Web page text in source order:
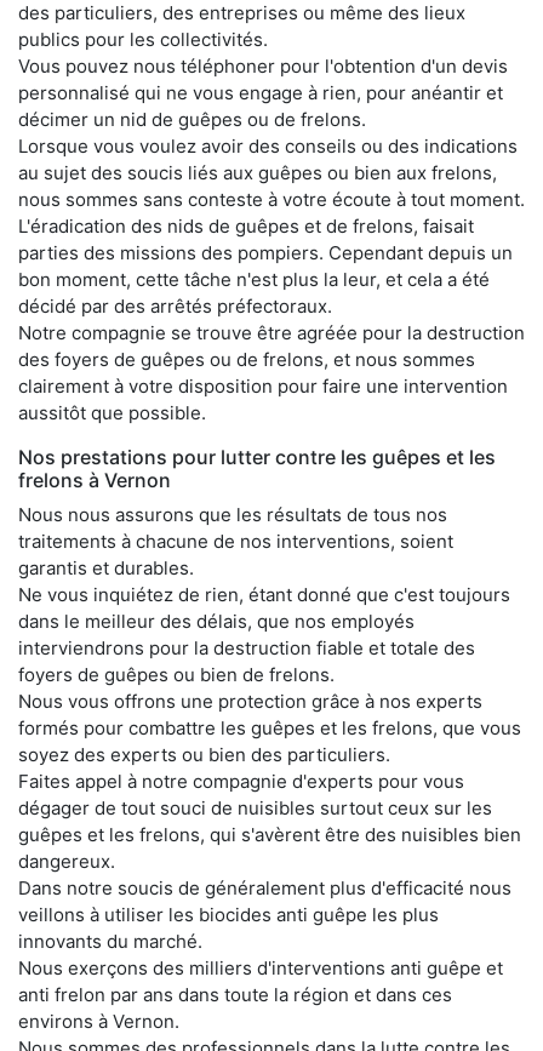
des particuliers, des entreprises ou même des lieux
publics pour les collectivités.
Vous pouvez nous téléphoner pour l'obtention d'un devis
personnalisé qui ne vous engage à rien, pour anéantir et
décimer un nid de guêpes ou de frelons.
Lorsque vous voulez avoir des conseils ou des indications
au sujet des soucis liés aux guêpes ou bien aux frelons,
nous sommes sans conteste à votre écoute à tout moment.
L'éradication des nids de guêpes et de frelons, faisait
parties des missions des pompiers. Cependant depuis un
bon moment, cette tâche n'est plus la leur, et cela a été
décidé par des arrêtés préfectoraux.
Notre compagnie se trouve être agréée pour la destruction
des foyers de guêpes ou de frelons, et nous sommes
clairement à votre disposition pour faire une intervention
aussitôt que possible.
Nos prestations pour lutter contre les guêpes et les
frelons à Vernon
Nous nous assurons que les résultats de tous nos
traitements à chacune de nos interventions, soient
garantis et durables.
Ne vous inquiétez de rien, étant donné que c'est toujours
dans le meilleur des délais, que nos employés
interviendrons pour la destruction fiable et totale des
foyers de guêpes ou bien de frelons.
Nous vous offrons une protection grâce à nos experts
formés pour combattre les guêpes et les frelons, que vous
soyez des experts ou bien des particuliers.
Faites appel à notre compagnie d'experts pour vous
dégager de tout souci de nuisibles surtout ceux sur les
guêpes et les frelons, qui s'avèrent être des nuisibles bien
dangereux.
Dans notre soucis de généralement plus d'efficacité nous
veillons à utiliser les biocides anti guêpe les plus
innovants du marché.
Nous exerçons des milliers d'interventions anti guêpe et
anti frelon par ans dans toute la région et dans ces
environs à Vernon.